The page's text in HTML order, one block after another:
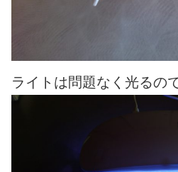
ライトは問題なく光る